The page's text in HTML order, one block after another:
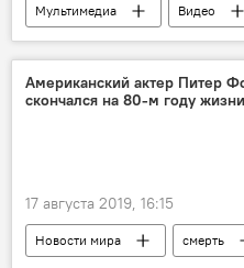
Мультимедиа Видео
Балтийское море
Россия
Американский актер Питер
скончался на 80-м году жизни
17 августа 2019, 16:15
Новости мира смерть